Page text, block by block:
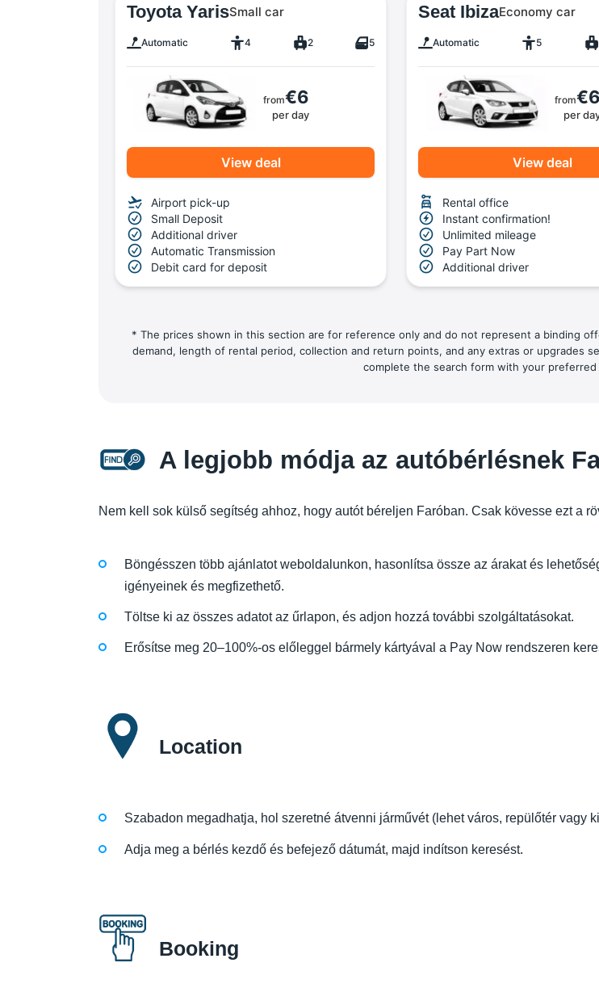
Toyota YarisSmall car
Automatic 4 2 5
from€6
per day
View deal
Airport pick-up
Small Deposit
Additional driver
Automatic Transmission
Debit card for deposit
Seat IbizaEconomy car
Automatic 5
from€6
per
View deal
Rental office
Instant confirmation!
Unlimited mileage
Pay Part Now
Additional driver
* The prices shown in this section are for reference only and do not represent a binding
demand, length of rental period, collection and return points, and any extras or upgrades
complete the search form with your
A legjobb módja az autóbérlésnek
Nem kell sok külső segítség ahhoz, hogy autót béreljen Faróban. Csak kövesse ezt a
Böngésszen több ajánlatot weboldalunkon, hasonlítsa össze az árakat és
igényeinek és megfizethető.
Töltse ki az összes adatot az űrlapon, és adjon hozzá további szolgáltatásokat.
Erősítse meg 20–100%-os előleggel bármely kártyával a Pay Now rendszeren
Location
Szabadon megadhatja, hol szeretné átvenni járművét (lehet város, repülőtér vagy
Adja meg a bérlés kezdő és befejező dátumát, majd indítson keresést.
Booking